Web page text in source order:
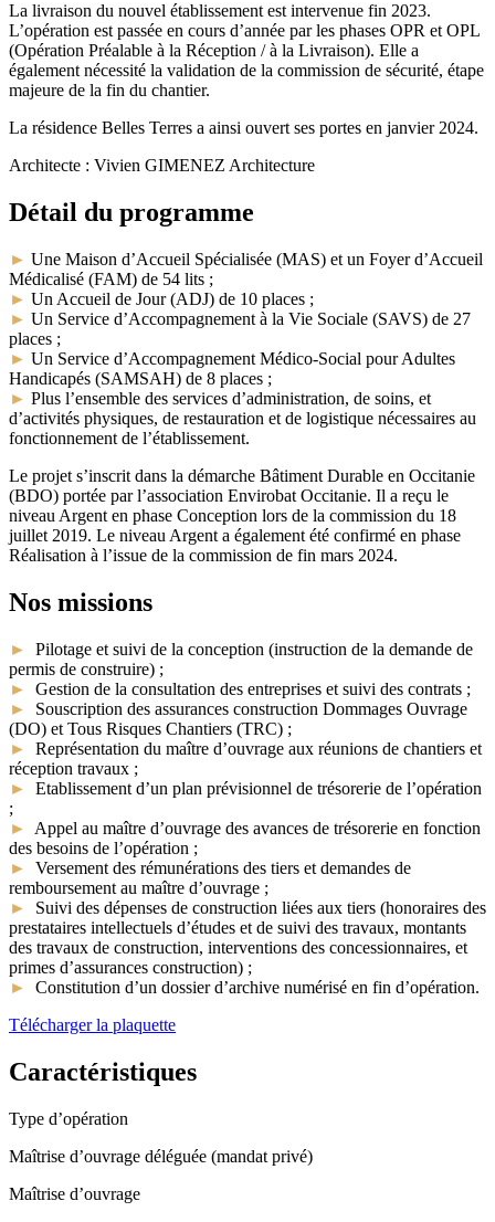
La livraison du nouvel établissement est intervenue fin 2023.
L’opération est passée en cours d’année par les phases OPR et OPL
(Opération Préalable à la Réception / à la Livraison). Elle a
également nécessité la validation de la commission de sécurité, étape
majeure de la fin du chantier.
La résidence Belles Terres a ainsi ouvert ses portes en janvier 2024.
Architecte : Vivien GIMENEZ Architecture
Détail du programme
► Une Maison d’Accueil Spécialisée (MAS) et un Foyer d’Accueil
Médicalisé (FAM) de 54 lits ;
► Un Accueil de Jour (ADJ) de 10 places ;
► Un Service d’Accompagnement à la Vie Sociale (SAVS) de 27
places ;
► Un Service d’Accompagnement Médico-Social pour Adultes
Handicapés (SAMSAH) de 8 places ;
► Plus l’ensemble des services d’administration, de soins, et
d’activités physiques, de restauration et de logistique nécessaires au
fonctionnement de l’établissement.
Le projet s’inscrit dans la démarche Bâtiment Durable en Occitanie
(BDO) portée par l’association Envirobat Occitanie. Il a reçu le
niveau Argent en phase Conception lors de la commission du 18
juillet 2019. Le niveau Argent a également été confirmé en phase
Réalisation à l’issue de la commission de fin mars 2024.
Nos missions
►
Pilotage et suivi de la conception (instruction de la demande de
permis de construire) ;
►
Gestion de la consultation des entreprises et suivi des contrats ;
►
Souscription des assurances construction Dommages Ouvrage
(DO) et Tous Risques Chantiers (TRC) ;
►
Représentation du maître d’ouvrage aux réunions de chantiers et
réception travaux ;
►
Etablissement d’un plan prévisionnel de trésorerie de l’opération
;
►
Appel au maître d’ouvrage des avances de trésorerie en fonction
des besoins de l’opération ;
►
Versement des rémunérations des tiers et demandes de
remboursement au maître d’ouvrage ;
►
Suivi des dépenses de construction liées aux tiers (honoraires des
prestataires intellectuels d’études et de suivi des travaux, montants
des travaux de construction, interventions des concessionnaires, et
primes d’assurances construction) ;
►
Constitution d’un dossier d’archive numérisé en fin d’opération.
Télécharger la plaquette
Caractéristiques
Type d’opération
Maîtrise d’ouvrage déléguée (mandat privé)
Maîtrise d’ouvrage